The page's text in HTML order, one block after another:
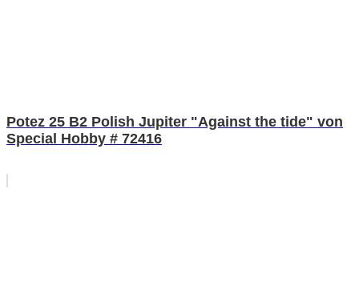
Potez 25 B2 Polish Jupiter "Against the tide" von
Special Hobby # 72416